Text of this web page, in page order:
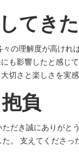
てき
の理解度が高けれ
も影響したと感じ
切さと楽しさを実
負
だき誠にありがと
。 支えてくださ